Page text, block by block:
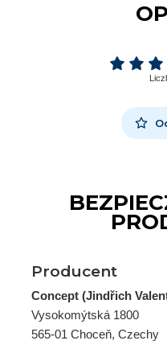
Producent
Concept (Jindřich
Vysokomýtská 1800
565-01 Choceň, Czechy